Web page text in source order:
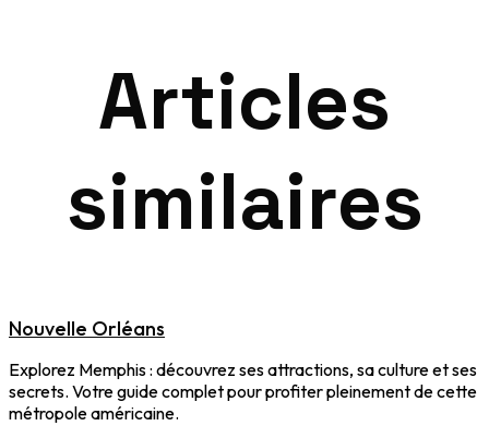
Articles
similaires
Nouvelle Orléans
Explorez Memphis : découvrez ses attractions, sa culture et ses
secrets. Votre guide complet pour profiter pleinement de cette
métropole américaine.